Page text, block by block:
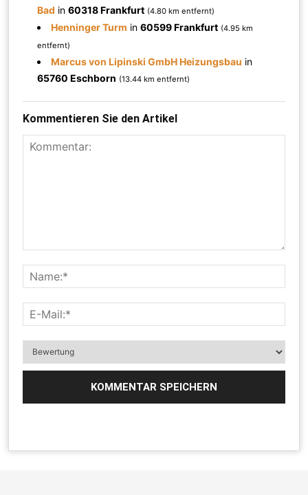
Bad in60318 Frankfurt (4.80 km entfernt)
Henninger Turm in60599 Frankfurt (4.95 km
entfernt)
Marcus von Lipinski GmbH Heizungsbau in
65760 Eschborn (13.44 km entfernt)
Kommentieren Sie den Artikel